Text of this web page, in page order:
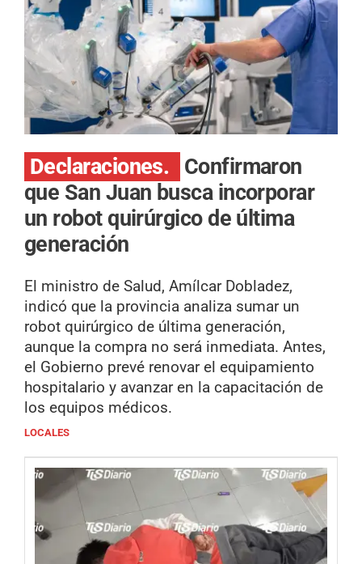
Declaraciones.
Confirmaron
que San Juan busca incorporar
un robot quirúrgico de última
generación
El ministro de Salud, Amílcar Dobladez,
indicó que la provincia analiza sumar un
robot quirúrgico de última generación,
aunque la compra no será inmediata. Antes,
el Gobierno prevé renovar el equipamiento
hospitalario y avanzar en la capacitación de
los equipos médicos.
LOCALES